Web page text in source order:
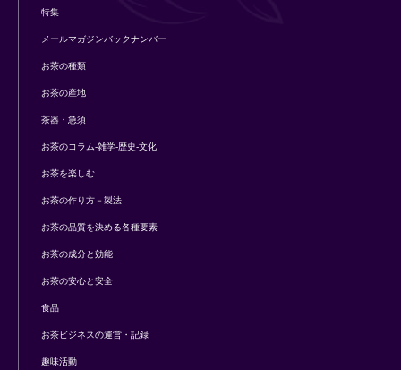
特集
メールマガジンバックナンバー
お茶の種類
お茶の産地
茶器・急須
お茶のコラム-雑学-歴史-文化
お茶を楽しむ
お茶の作り方－製法
お茶の品質を決める各種要素
お茶の成分と効能
お茶の安心と安全
食品
お茶ビジネスの運営・記録
趣味活動